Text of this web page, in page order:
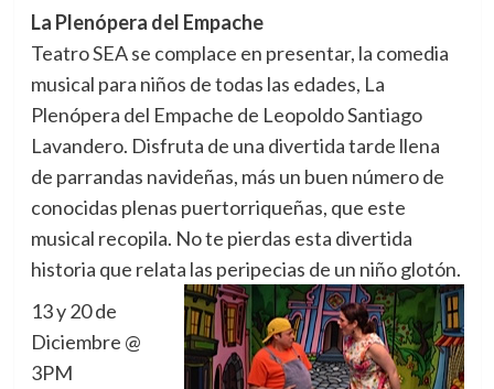
La Plenópera del Empache
Teatro SEA se complace en presentar, la comedia
musical para niños de todas las edades, La
Plenópera del Empache de Leopoldo Santiago
Lavandero. Disfruta de una divertida tarde llena
de parrandas navideñas, más un buen número de
conocidas plenas puertorriqueñas, que este
musical recopila. No te pierdas esta divertida
historia que relata las peripecias de un niño glotón.
13 y 20 de
Diciembre @
3PM